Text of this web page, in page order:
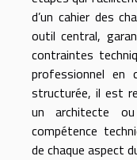
d’un cahier des
outil central,
contraintes
professionnel en
structurée, il est
un architecte
compétence
de chaque aspect